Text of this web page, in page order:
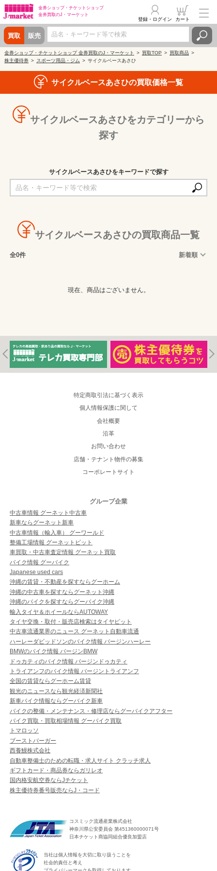
金券ショップ・ チケットショップ
金券買取のJ・マーケット
買取 販売
登録・ログイン カート
金券ショップ・チケットショップ 金券買取のJ・マーケット 買取TOP
買取商品
株主優待券
スポーツ用品・ジム サイクルベースあさひ
サイクルベースあさひの買取価格一覧
サイクルベースあさひをカテゴリーから
探す
サイクルベースあさひをキーワードで探す
サイクルベースあさひの買取商品一覧
全0件 新着順
現在、商品はございません。
特定商取引法に基づく表示
個人情報保護に関して
会社概要
沿革
お問い合わせ
店舗・テナント物件の募集
コーポレートサイト
グループ企業
中古車情報 グーネット中古車
新車ならグーネット新車
中古車情報（輸入車） グーワールド
整備工場情報 グーネットピット
車買取・中古車査定情報 グーネット買取
バイク情報 グーバイク
Japanese used cars
沖縄の賃貸・不動産を探すならグーホーム
沖縄の中古車を探すならグーネット沖縄
沖縄のバイクを探すならグーバイク沖縄
輸入タイヤ＆ホイールならAUTOWAY
タイヤ交換・取付・販売店検索はタイヤピット
中古車流通業界のニュース グーネット自動車流通
ハーレーダビッドソンのバイク情報 バージンハーレー
BMWのバイク情報 バージンBMW
ドゥカティのバイク情報 バージンドゥカティ
トライアンフのバイク情報 バージントライアンフ
全国の賃貸ならグーホーム賃貸
観光のニュースなら観光経済新聞社
新車バイク情報ならグーバイク新車
バイクの整備・メンテナンス・修理店ならグーバイクアフター
バイク買取・買取相場情報 グーバイク買取
トマロッソ
ブーストバーガー
西養鰻株式会社
自動車整備士のための転職・求人サイト クラッチ求人
ギフトカード・商品券ならガリレオ
国内格安航空券ならJチケット
株主優待券番号販売ならJ・コード
コスミック流通産業株式会社
神奈川県公安委員会 第451360000071号
日本チケット商協同組合優良加盟店
当社は個人情報を大切に取り扱うことを
社会的責任と考え